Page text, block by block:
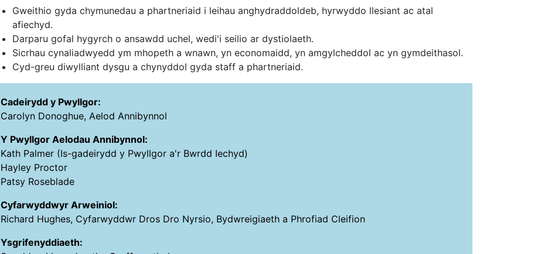
Gweithio gyda chymunedau a phartneriaid i leihau anghydraddoldeb, hyrwyddo llesiant ac atal
afiechyd.
Darparu gofal hygyrch o ansawdd uchel, wedi'i seilio ar dystiolaeth.
Sicrhau cynaliadwyedd ym mhopeth a wnawn, yn economaidd, yn amgylcheddol ac yn gymdeithasol.
Cyd-greu diwylliant dysgu a chynyddol gyda staff a phartneriaid.
Cadeirydd y Pwyllgor:
Carolyn Donoghue, Aelod Annibynnol
Y Pwyllgor Aelodau Annibynnol:
Kath Palmer (Is-gadeirydd y Pwyllgor a'r Bwrdd Iechyd)
Hayley Proctor
Patsy Roseblade
Cyfarwyddwyr Arweiniol:
Richard Hughes, Cyfarwyddwr Dros Dro Nyrsio, Bydwreigiaeth a Phrofiad Cleifion
Ysgrifenyddiaeth: